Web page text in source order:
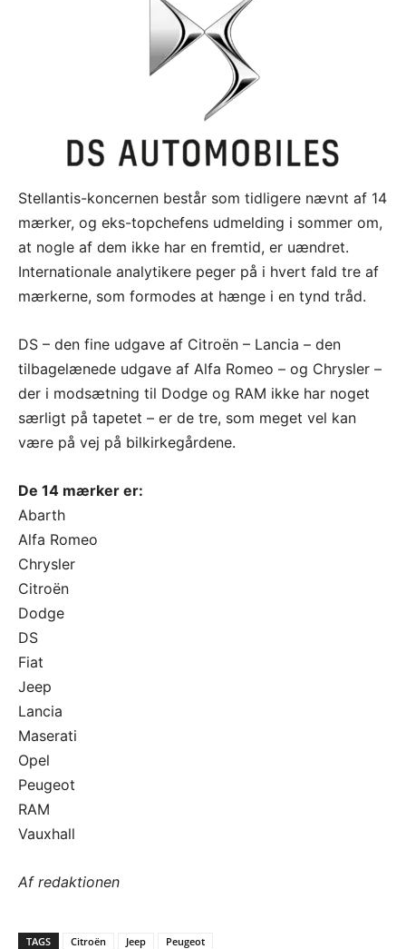
Stellantis-koncernen består som tidligere nævnt af 14
mærker, og eks-topchefens udmelding i sommer om,
at nogle af dem ikke har en fremtid, er uændret.
Internationale analytikere peger på i hvert fald tre af
mærkerne, som formodes at hænge i en tynd tråd.
DS – den fine udgave af Citroën – Lancia – den
tilbagelænede udgave af Alfa Romeo – og Chrysler –
der i modsætning til Dodge og RAM ikke har noget
særligt på tapetet – er de tre, som meget vel kan
være på vej på bilkirkegårdene.
De 14 mærker er:
Abarth
Alfa Romeo
Chrysler
Citroën
Dodge
DS
Fiat
Jeep
Lancia
Maserati
Opel
Peugeot
RAM
Vauxhall
Af redaktionen
TAGS Citroën Jeep Peugeot